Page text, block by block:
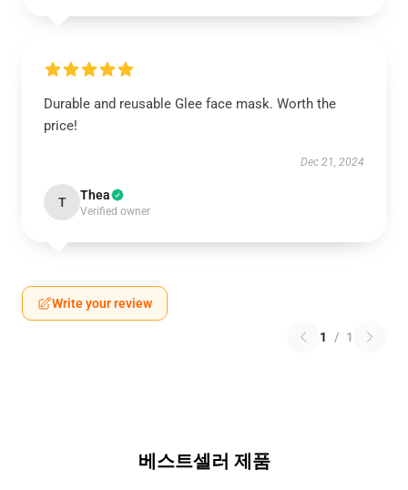
Durable and reusable Glee face mask. Worth the
price!
Dec 21, 2024
T Thea
Verified owner
Write your review
1 / 1
베스트셀러 제품